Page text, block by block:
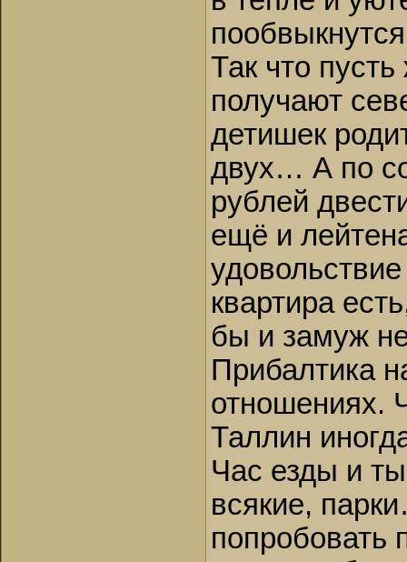
Так что
получают
детишек
двух… А по
рублей
ещё и
квартира
бы и замуж
Прибалтика
отношениях.
Таллин
Час езды и
всякие,
попробовать